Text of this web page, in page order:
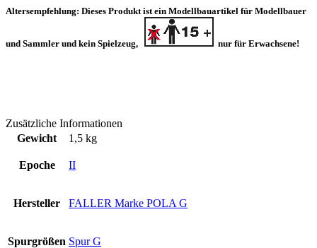
Altersempfehlung: Dieses Produkt ist ein Modellbauartikel für Modellbauer
und Sammler und kein Spielzeug, nur für Erwachsene!
Zusätzliche Informationen
Gewicht
1,5 kg
Epoche II
Hersteller FALLER Marke POLA G
Spurgrößen Spur G